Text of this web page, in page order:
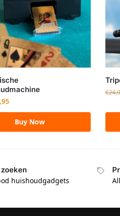
Buy Now
€
huishoudgadgets